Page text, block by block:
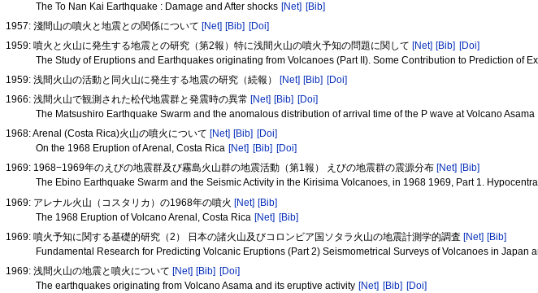
The To Nan Kai Earthquake : Damage and After shocks [Net] [Bib]
1957: 淺間山の噴火と地震との関係について [Net] [Bib] [Doi]
1959: 噴火と火山に発生する地震との研究（第2報）特に浅間火山の噴火予知の問題に関して [Net] [Bib] [Doi]
The Study of Eruptions and Earthquakes originating from Volcanoes (Part II). Some Contribution to Prediction of
1959: 浅間火山の活動と同火山に発生する地震の研究（続報） [Net] [Bib] [Doi]
1966: 浅間火山で観測された松代地震群と発震時の異常 [Net] [Bib] [Doi]
The Matsushiro Earthquake Swarm and the anomalous distribution of arrival time of the P wave at Volcano Asama
1968: Arenal (Costa Rica)火山の噴火について [Net] [Bib] [Doi]
On the 1968 Eruption of Arenal, Costa Rica [Net] [Bib] [Doi]
1969: 1968−1969年のえびの地震群及び霧島火山群の地震活動（第1報） えびの地震群の震源分布 [Net] [Bib]
The Ebino Earthquake Swarm and the Seismic Activity in the Kirisima Volcanoes, in 1968 1969, Part 1.
1969: アレナル火山（コスタリカ）の1968年の噴火[Net] [Bib]
The 1968 Eruption of Volcano Arenal, Costa Rica [Net] [Bib]
1969: 噴火予知に関する基礎的研究（2） 日本の諸火山及びコロンビア国ソタラ火山の地震計測学的調査[Net] [Bib]
Fundamental Research for Predicting Volcanic Eruptions (Part 2) Seismometrical Surveys of Volcanoes in Japan
1969: 浅間火山の地震と噴火について[Net] [Bib] [Doi]
The earthquakes originating from Volcano Asama and its eruptive activity [Net] [Bib] [Doi]